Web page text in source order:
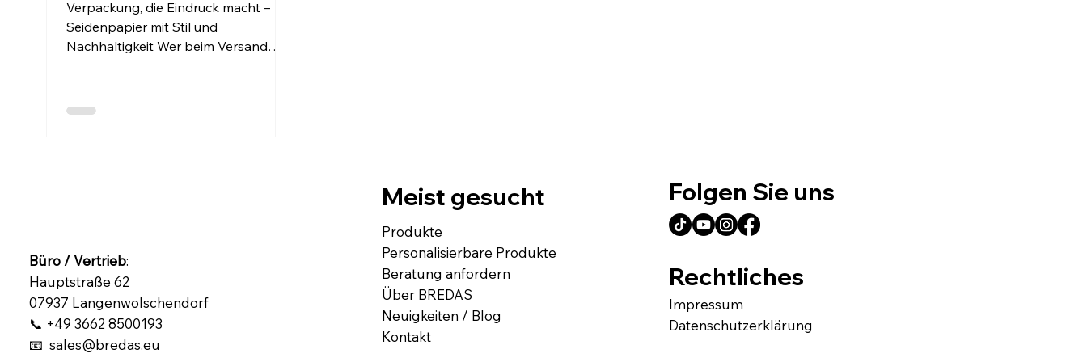
Verpackung, die Eindruck macht –
Seidenpapier mit Stil und
Nachhaltigkeit Wer beim Versand
Meist gesucht
Produkte
Personalisierbare Produkte
Beratung anfordern
Über BREDAS
Neuigkeiten / Blog
Kontakt
Folgen Sie uns
Büro / Vertrieb:
Hauptstraße 62
07937 Langenwolschendorf
📞 +49 3662 8500193
📧 sales@bredas.eu
Rechtliches
Impressum
Datenschutzerklärung